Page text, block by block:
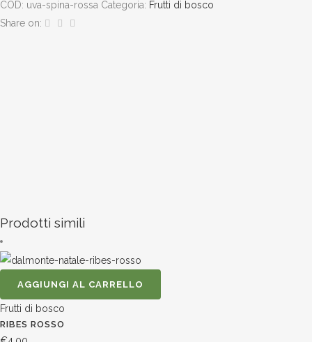
COD: uva-spina-rossa Categoria: Frutti di bosco
Share on:
Prodotti simili
AGGIUNGI AL CARRELLO
Frutti di bosco
RIBES ROSSO